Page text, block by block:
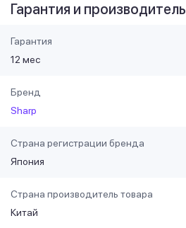
Гарантия и производитель
Гарантия
12 мес
Бренд
Sharp
Страна регистрации бренда
Япония
Страна производитель товара
Китай